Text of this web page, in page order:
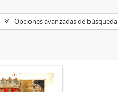
Opciones avanzadas de búsqueda